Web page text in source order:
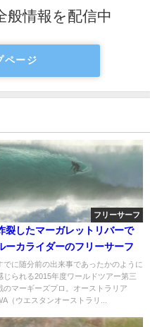
般情報を配信中
ページ
フリーサーフ
裂したマーガレットリバーで
ーカライダーのフリーサーフ
でに随分前の出来事であったかのように
じられる2015年度ワールドツアー第三
のマーギーズプロ。オーストラリア
（ウエスタンオーストラリ...